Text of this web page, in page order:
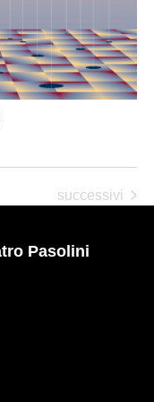
Eventi
successivi
Pasolini